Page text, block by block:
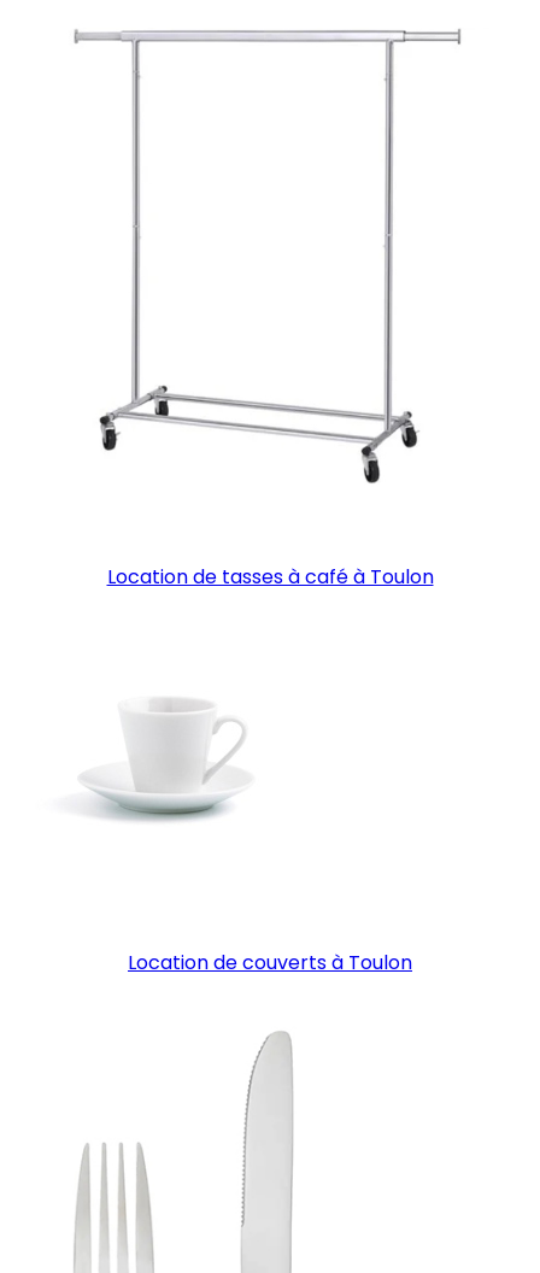
Location de tasses à café à Toulon
Location de couverts à Toulon